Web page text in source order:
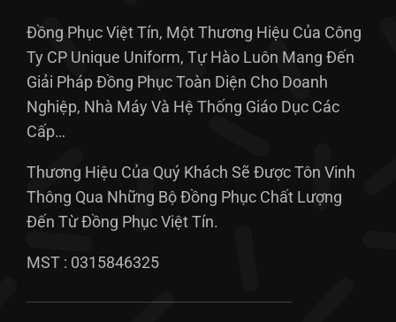
Đồng Phục Việt Tín, Một Thương Hiệu Của Công
Ty CP Unique Uniform, Tự Hào Luôn Mang Đến
Giải Pháp Đồng Phục Toàn Diện Cho Doanh
Nghiệp, Nhà Máy Và Hệ Thống Giáo Dục Các
Cấp…
Thương Hiệu Của Quý Khách Sẽ Được Tôn Vinh
Thông Qua Những Bộ Đồng Phục Chất Lượng
Đến Từ Đồng Phục Việt Tín.
MST : 0315846325